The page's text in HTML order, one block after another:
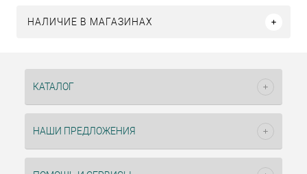
НАЛИЧИЕ В МАГАЗИНАХ
КАТАЛОГ
НАШИ ПРЕДЛОЖЕНИЯ